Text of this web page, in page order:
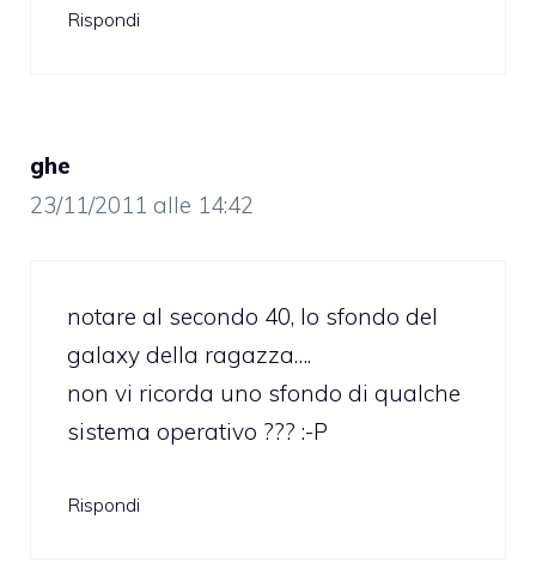
Rispondi
ghe
23/11/2011 alle 14:42
notare al secondo 40, lo sfondo del
galaxy della ragazza….
non vi ricorda uno sfondo di qualche
sistema operativo ??? :-P
Rispondi